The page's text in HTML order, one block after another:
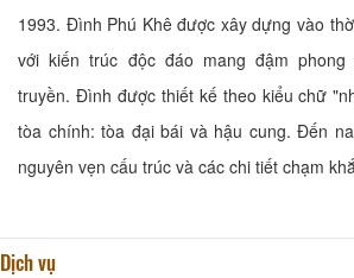
1993. Đình Phú Khê được xây dựng vào
với kiến trúc độc đáo mang đậm
truyền. Đình được thiết kế theo kiểu chữ
tòa chính: tòa đại bái và hậu cung. Đến
nguyên vẹn cấu trúc và các chi tiết chạm
Dịch vụ